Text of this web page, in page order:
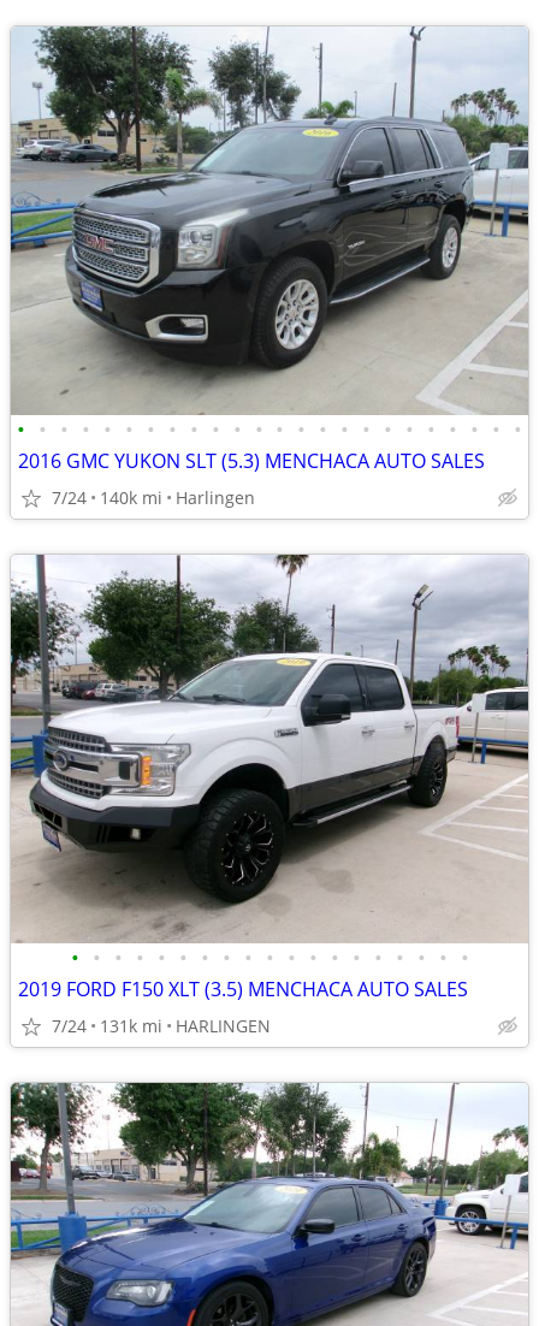
• • • • • • • • • • • • • • • • • • • • • • • •
2016 GMC YUKON SLT (5.3) MENCHACA AUTO SALES
7/24 140k mi Harlingen
• • • • • • • • • • • • • • • • • • •
2019 FORD F150 XLT (3.5) MENCHACA AUTO SALES
7/24 131k mi HARLINGEN